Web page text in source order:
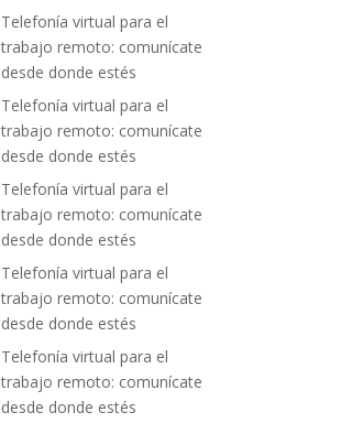
Telefonía virtual para el
trabajo remoto: comunícate
desde donde estés
Telefonía virtual para el
trabajo remoto: comunícate
desde donde estés
Telefonía virtual para el
trabajo remoto: comunícate
desde donde estés
Telefonía virtual para el
trabajo remoto: comunícate
desde donde estés
Telefonía virtual para el
trabajo remoto: comunícate
desde donde estés